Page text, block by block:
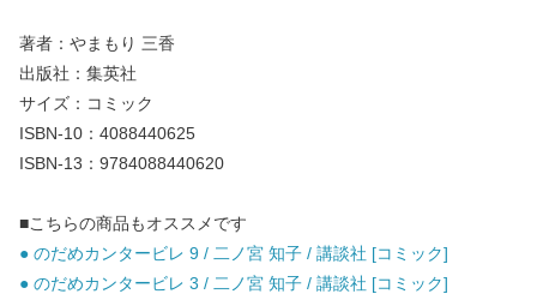
著者：やまもり 三香
出版社：集英社
サイズ：コミック
ISBN-10：4088440625
ISBN-13：9784088440620
■こちらの商品もオススメです
● のだめカンタービレ 9 / 二ノ宮 知子 / 講談社 [コミック]
● のだめカンタービレ 3 / 二ノ宮 知子 / 講談社 [コミック]